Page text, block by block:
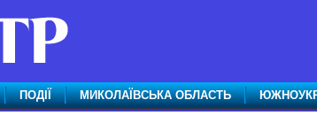
ПОДІЇ МИКОЛАЇВСЬКА ОБЛАСТЬ